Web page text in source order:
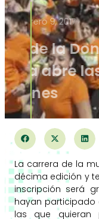
febrero 9, 2017
La Cursa
de Gandía
La carrera de la
décima edición y
inscripción será
hayan participado
las que quieran